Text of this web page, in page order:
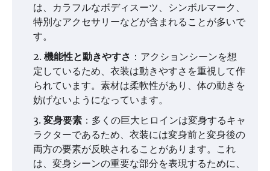
は、カラフルなボディスーツ、シンボルマーク、
特別なアクセサリーなどが含まれることが多いで
す。
機能性と動きやすさ ：アクションシーンを想
定しているため、衣装は動きやすさを重視して作
られています。素材は柔軟性があり、体の動きを
妨げないようになっています。
変身要素 ：多くの巨大ヒロインは変身するキャ
ラクターであるため、衣装には変身前と変身後の
両方の要素が反映されることがあります。これ
は、変身シーンの重要な部分を表現するために、